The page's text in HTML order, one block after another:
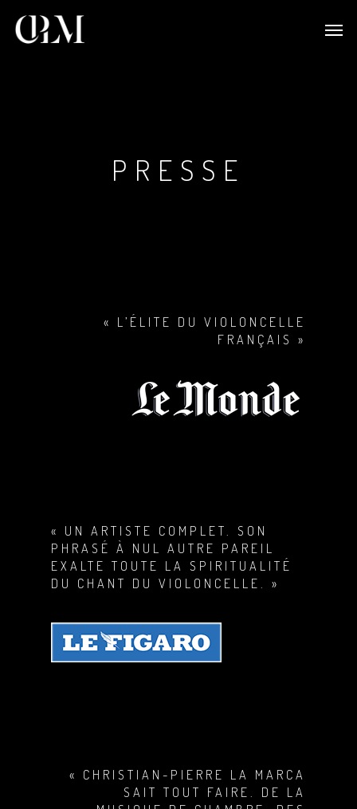
PRESSE
« L’ÉLITE DU VIOLONCELLE
FRANÇAIS »
« UN ARTISTE COMPLET. SON
PHRASÉ À NUL AUTRE PAREIL
EXALTE TOUTE LA SPIRITUALITÉ
DU CHANT DU VIOLONCELLE. »
« CHRISTIAN-PIERRE LA MARCA
SAIT TOUT FAIRE. DE LA